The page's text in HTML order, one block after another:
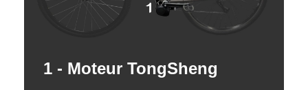
1 - Moteur TongSheng